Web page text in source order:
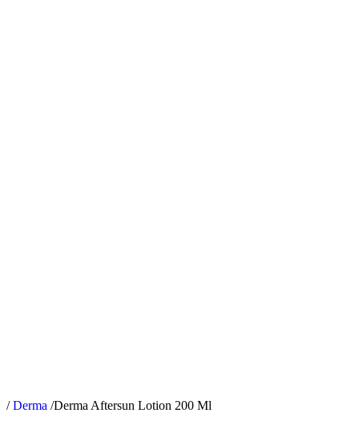
/ Derma /Derma Aftersun Lotion 200 Ml